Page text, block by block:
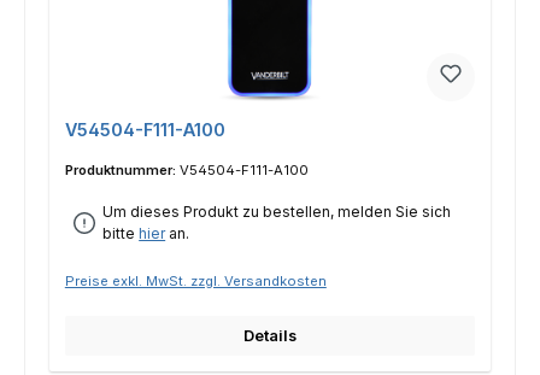
V54504-F111-A100
Produktnummer: V54504-F111-A100
Um dieses Produkt zu bestellen, melden Sie sich
bittehieran.
Preise exkl. MwSt. zzgl. Versandkosten
Details